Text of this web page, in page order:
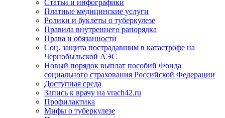
Статьи и инфографики
Платные медицинские услуги
Ролики и буклеты о туберкулезе
Правила внутреннего рапорядка
Права и обязанности
Соц. защита пострадавшим в катастрофе на
Чернобыльской АЭС
Новый порядок выплат пособий Фонда
социального страхования Российской Федерации
Доступная среда
Запись к врачу на vrach42.ru
Профилактика
Мифы о туберкулезе